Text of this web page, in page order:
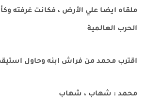
ملقاه ايضا علي الأرض ، فكانت غرفته
الحرب العالمية
اقترب محمد من فراش ابنه وحاول
محمد : شهاب ، شهاب